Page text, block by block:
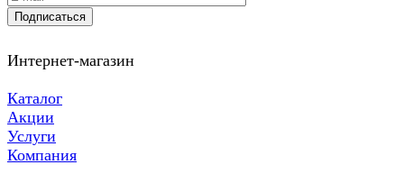
Подписаться
Интернет-магазин
Каталог
Акции
Услуги
Компания